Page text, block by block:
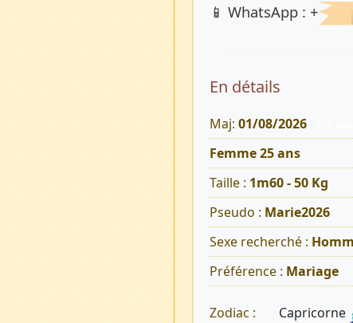
📱 WhatsApp : +
En détails
Maj: 01/08/2026
Femme 25 ans
Taille : 1m60 - 50 Kg
Pseudo : Marie2026
Sexe recherché :
Préférence : Mariage
Zodiac : Capricorne